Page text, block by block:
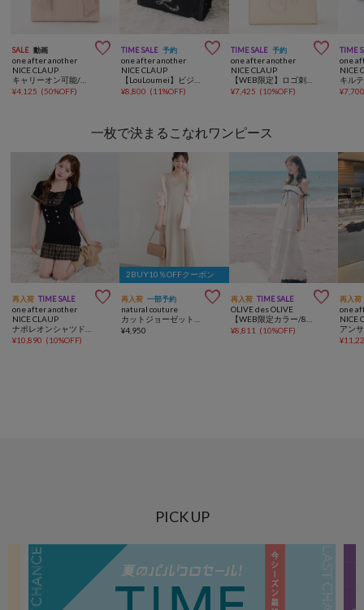
SALE 動画 
one after another
NICE CLAUP
¥4,125 (50%OFF)
TIME SALE 予約 
one after another
NICE CLAUP
¥8,800 (11%OFF)
TIME SALE 予約 
one after another
NICE CLAUP
【WEB限定】ロゴ刺しゅうトートバッグ
¥7,425 (10%OFF)
TIME
one
NICE
¥
一枚で決まるこなれワンピース
再入荷 TIME SALE 
one after another
NICE CLAUP
¥10,890 (10%OFF)
2BUY10％OFFクーポン
再入荷 一部予約 
natural couture
¥4,950
再入荷 TIME SALE 
OLIVE des OLIVE
¥8,811 (10%OFF)
再入荷
one
NICE
¥
PICK UP